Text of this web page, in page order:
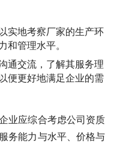
实地考察厂家的生产环
和管理水平。
通交流，了解其服务理
便更好地满足企业的需
业应综合考虑公司资质
务能力与水平、价格与